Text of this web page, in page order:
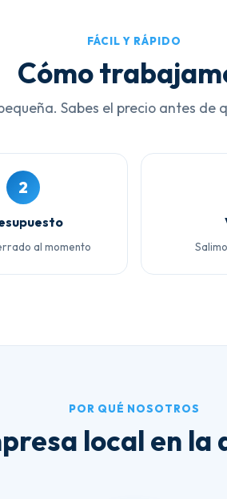
FÁCIL Y RÁPIDO
Cómo
Sabes el precio antes de
2
al momento
POR QUÉ NOSOTROS
local en la